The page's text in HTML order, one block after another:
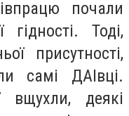
почали
Тоді,
присутності,
самі ДАІвці.
деякі